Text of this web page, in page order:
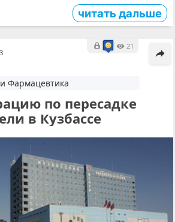
читать дальше
21
Фармацевтика
по пересадке
в Кузбассе